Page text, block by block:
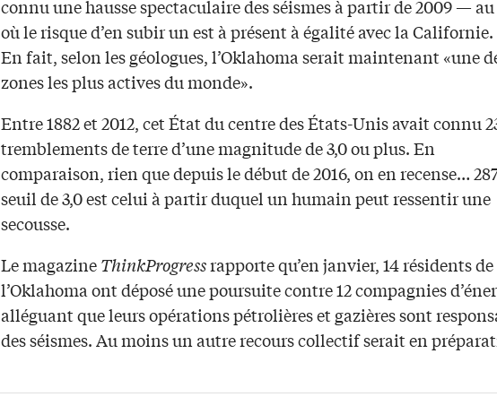
connu une hausse spectaculaire des séismes à partir de 2009 —
où le risque d’en subir un est à présent à égalité avec la Californie.
En fait, selon les géologues, l’Oklahoma serait maintenant «une
zones les plus actives du monde».
Entre 1882 et 2012, cet État du centre des États-Unis avait connu
tremblements de terre d’une magnitude de 3,0 ou plus. En
comparaison, rien que depuis le début de 2016, on en recense…
seuil de 3,0 est celui à partir duquel un humain peut ressentir une
secousse.
Le magazineThinkProgressrapporte qu’en janvier, 14 résidents de
l’Oklahoma ont déposé une poursuite contre 12 compagnies
alléguant que leurs opérations pétrolières et gazières sont
des séismes. Au moins un autre recours collectif serait en